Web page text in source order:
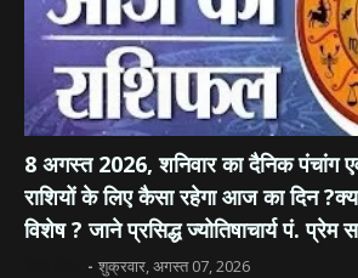
8 अगस्त 2026, शनिवार का दैनिक पंचांग
राशियों के लिए कैसा रहेगा आज का दिन
विशेष ? जाने प्रसिद्ध ज्योतिषाचार्य पं. प्रेम
शुक्रवार, अगस्त 07, 2026